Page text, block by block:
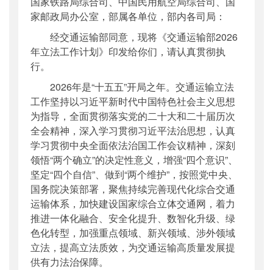
公开日期：2026年05月28日
主题词：
2026年;立法工作计划
机构分类：法制司
主题分类：其他
公文类型
家邮政局办公室，部属各单位，部内各司局：
经交通运输部同意，现将《交通运输部2026
年立法工作计划》印发给你们，请认真贯彻执
行。
2026年是“十五五”开局之年。交通运输立法
工作坚持以习近平新时代中国特色社会主义思想
为指导，全面贯彻落实党的二十大和二十届历次
全会精神，深入学习贯彻习近平法治思想，认真
学习贯彻中央全面依法治国工作会议精神，深刻
领悟“两个确立”的决定性意义，增强“四个意识”、
坚定“四个自信”、做到“两个维护”，按照党中央、
国务院决策部署，聚焦持续完善现代化综合交通
运输体系，加快建设国家综合立体交通网，着力
推进一体化融合、安全化提升、数智化升级、绿
色化转型，加强重点领域、新兴领域、涉外领域
立法，提高立法质效，为交通运输高质量发展提
供有力法治保障。